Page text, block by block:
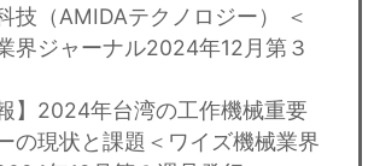
技（AMIDAテクノロジー） ＜
界ジャーナル2024年12月第３
】2024年台湾の工作機械重要
の現状と課題＜ワイズ機械業界